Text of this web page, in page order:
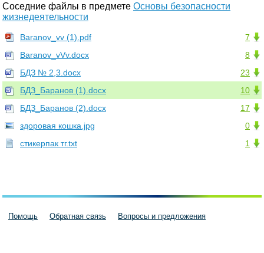
Соседние файлы в предмете Основы безопасности
жизнедеятельности
7
Baranov_vv (1).pdf
8
Baranov_vVv.docx
23
БДЗ № 2,3.docx
10
БДЗ_Баранов (1).docx
17
БДЗ_Баранов (2).docx
0
здоровая кошка.jpg
1
стикерпак тг.txt
Помощь Обратная связь Вопросы и предложения